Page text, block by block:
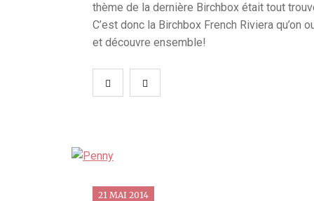
thème de la dernière Birchbox était tout
C’est donc la Birchbox French Riviera qu’on
et découvre ensemble!
21 MAI 2014